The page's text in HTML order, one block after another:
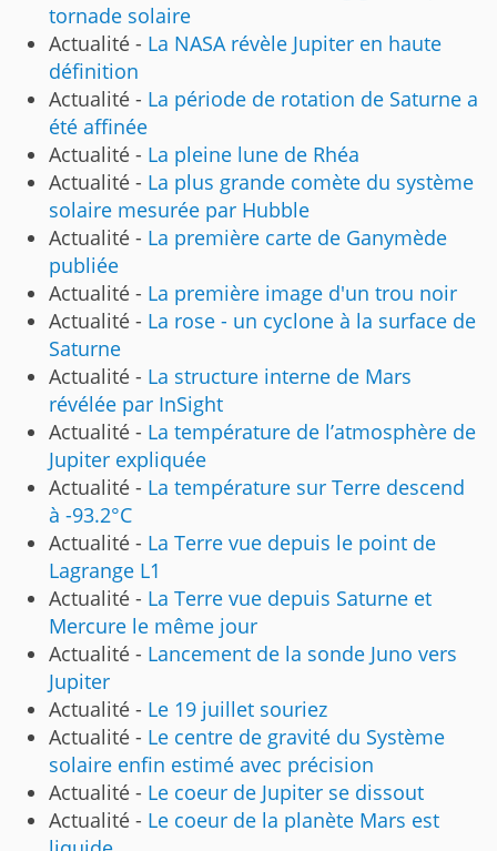
tornade solaire
Actualité - La NASA révèle Jupiter en haute
définition
Actualité - La période de rotation de Saturne a
été affinée
Actualité - La pleine lune de Rhéa
Actualité - La plus grande comète du système
solaire mesurée par Hubble
Actualité - La première carte de Ganymède
publiée
Actualité - La première image d'un trou noir
Actualité - La rose - un cyclone à la surface de
Saturne
Actualité - La structure interne de Mars
révélée par InSight
Actualité - La température de l’atmosphère de
Jupiter expliquée
Actualité - La température sur Terre descend
à -93.2°C
Actualité - La Terre vue depuis le point de
Lagrange L1
Actualité - La Terre vue depuis Saturne et
Mercure le même jour
Actualité - Lancement de la sonde Juno vers
Jupiter
Actualité - Le 19 juillet souriez
Actualité - Le centre de gravité du Système
solaire enfin estimé avec précision
Actualité - Le coeur de Jupiter se dissout
Actualité - Le coeur de la planète Mars est